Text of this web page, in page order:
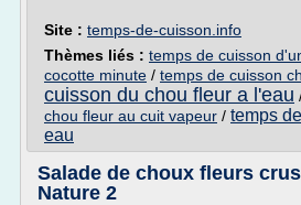
Site : temps-de-cuisson.info
Thèmes liés : temps de cuisson
cocotte minute / temps de cuisson
cuisson du chou fleur a l'eau
chou fleur au cuit vapeur / temps
eau
Salade de choux fleurs
Nature 2